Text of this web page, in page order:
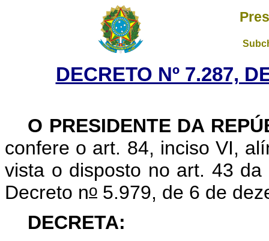
DECRETO Nº 7.287,
O PRESIDENTE DA
confere o art. 84, inciso VI,
vista o disposto no art. 43
Decreto no 5.979, de 6 de
DECRETA: